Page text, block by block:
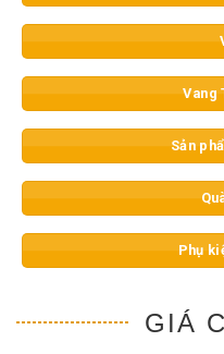
Vang
Sản
Phụ
GIÁ